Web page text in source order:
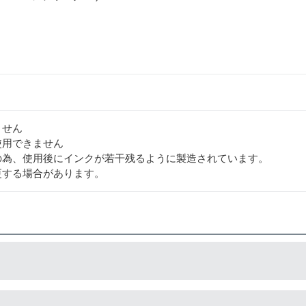
ん
できません
、使用後にインクが若干残るように製造されています。
る場合があります。